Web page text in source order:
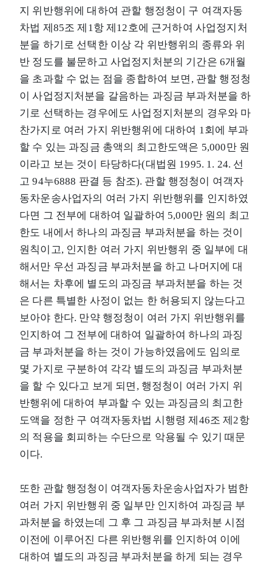
지 위반행위에 대하여 관할 행정청이 구 여객자동
차법 제85조 제1항 제12호에 근거하여 사업정지처
분을 하기로 선택한 이상 각 위반행위의 종류와 위
반 정도를 불문하고 사업정지처분의 기간은 6개월
을 초과할 수 없는 점을 종합하여 보면, 관할 행정청
이 사업정지처분을 갈음하는 과징금 부과처분을 하
기로 선택하는 경우에도 사업정지처분의 경우와 마
찬가지로 여러 가지 위반행위에 대하여 1회에 부과
할 수 있는 과징금 총액의 최고한도액은 5,000만 원
이라고 보는 것이 타당하다(대법원 1995. 1. 24. 선
고 94누6888 판결 등 참조). 관할 행정청이 여객자
동차운송사업자의 여러 가지 위반행위를 인지하였
다면 그 전부에 대하여 일괄하여 5,000만 원의 최고
한도 내에서 하나의 과징금 부과처분을 하는 것이
원칙이고, 인지한 여러 가지 위반행위 중 일부에 대
해서만 우선 과징금 부과처분을 하고 나머지에 대
해서는 차후에 별도의 과징금 부과처분을 하는 것
은 다른 특별한 사정이 없는 한 허용되지 않는다고
보아야 한다. 만약 행정청이 여러 가지 위반행위를
인지하여 그 전부에 대하여 일괄하여 하나의 과징
금 부과처분을 하는 것이 가능하였음에도 임의로
몇 가지로 구분하여 각각 별도의 과징금 부과처분
을 할 수 있다고 보게 되면, 행정청이 여러 가지 위
반행위에 대하여 부과할 수 있는 과징금의 최고한
도액을 정한 구 여객자동차법 시행령 제46조 제2항
의 적용을 회피하는 수단으로 악용될 수 있기 때문
이다.
또한 관할 행정청이 여객자동차운송사업자가 범한
여러 가지 위반행위 중 일부만 인지하여 과징금 부
과처분을 하였는데 그 후 그 과징금 부과처분 시점
이전에 이루어진 다른 위반행위를 인지하여 이에
대하여 별도의 과징금 부과처분을 하게 되는 경우